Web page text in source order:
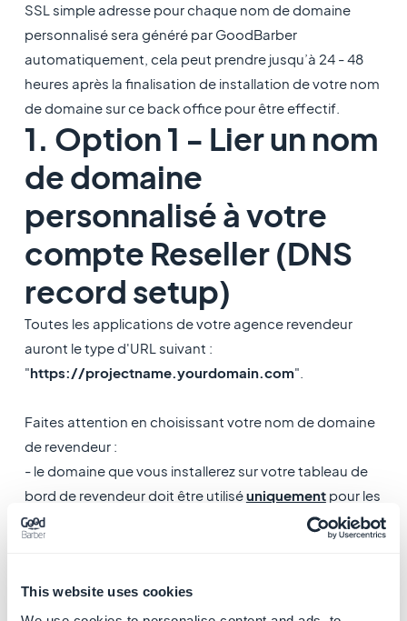
This website uses cookies
SSL simple adresse pour chaque nom de domaine
personnalisé sera généré par GoodBarber
automatiquement, cela peut prendre jusqu’à 24 - 48
heures après la finalisation de installation de votre nom
de domaine sur ce back office pour être effectif.
1. Option 1 - Lier un nom
de domaine
personnalisé à votre
compte Reseller (DNS
record setup)
Toutes les applications de votre agence revendeur
auront le type d'URL suivant :
"https://projectname.yourdomain.com".
Faites attention en choisissant votre nom de domaine
de revendeur :
- le domaine que vous installerez sur votre tableau de
bord de revendeur doit être utiliséuniquementpour les
applications de vos clients GoodBarber.
- le nom de domaine n'a
Suivez les instructions fournies